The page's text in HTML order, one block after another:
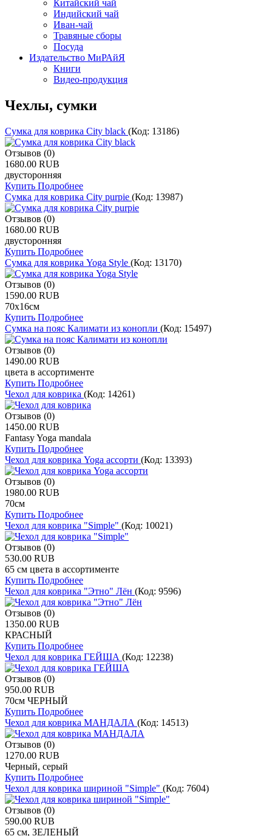
Китайский чай
Индийский чай
Иван-чай
Травяные сборы
Посуда
Издательство МиРАйЯ
Книги
Видео-продукция
Чехлы, сумки
Сумка для коврика City black (Код: 13186)
Отзывов (0)
1680.00 RUB
двусторонняя
Купить Подробнее
Сумка для коврика City purpie (Код: 13987)
Отзывов (0)
1680.00 RUB
двусторонняя
Купить Подробнее
Сумка для коврика Yoga Style (Код: 13170)
Отзывов (0)
1590.00 RUB
70х16см
Купить Подробнее
Сумка на пояс Калимати из конопли (Код: 15497)
Отзывов (0)
1490.00 RUB
цвета в ассортименте
Купить Подробнее
Чехол для коврика (Код: 14261)
Отзывов (0)
1450.00 RUB
Fantasy Yoga mandala
Купить Подробнее
Чехол для коврика Yoga ассорти (Код: 13393)
Отзывов (0)
1980.00 RUB
70см
Купить Подробнее
Чехол для коврика "Simple" (Код: 10021)
Отзывов (0)
530.00 RUB
65 см цвета в ассортименте
Купить Подробнее
Чехол для коврика "Этно" Лён (Код: 9596)
Отзывов (0)
1350.00 RUB
КРАСНЫЙ
Купить Подробнее
Чехол для коврика ГЕЙША (Код: 12238)
Отзывов (0)
950.00 RUB
70см ЧЕРНЫЙ
Купить Подробнее
Чехол для коврика МАНДАЛА (Код: 14513)
Отзывов (0)
1270.00 RUB
Черный, серый
Купить Подробнее
Чехол для коврика шириной "Simple" (Код: 7604)
Отзывов (0)
590.00 RUB
65 см, ЗЕЛЕНЫЙ